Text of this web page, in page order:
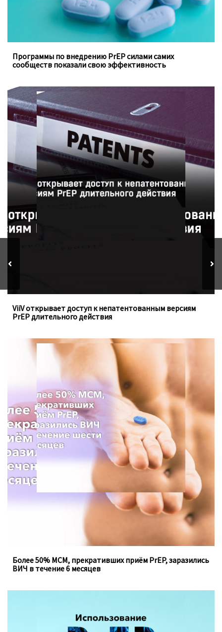
Программы по внедрению PrEP силами самих
сообществ показали свою эффективность
Фармацевтическая компания ViiV Healthcare
предоставит 90 странам доступ к недорогим
непатентованным версиям инъекционного препарата
для профилактики ВИЧ в рамках нового соглашения с
Патентным пулом.
ViiV открывает доступ к непатентованным версиям
PrEP длительного действия
Для анализа использовались данные опроса с 2013 по
2021 год, проведённого Департаментом
общественного здравоохранения в штате Вашингтон.
Более 50% МСМ, прекративших приём PrEP, заразились
ВИЧ в течение 6 месяцев